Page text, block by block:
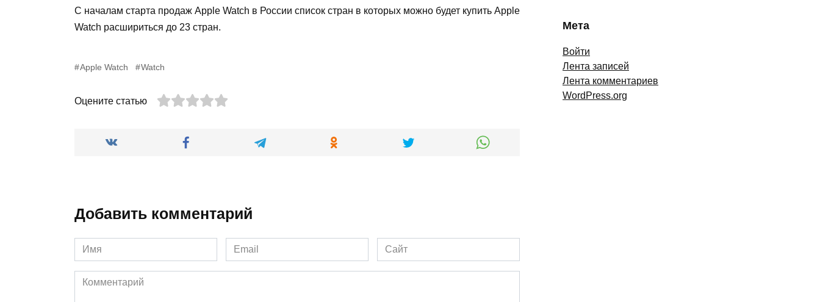
С началам старта продаж Apple Watch в России список стран в которых можно будет купить Apple
Watch расшириться до 23 стран.
Apple Watch Watch
Оцените статью
Добавить комментарий
Имя
*
Email
*
Сайт
Комментарий
Мета
Войти
Лента записей
Лента комментариев
WordPress.org